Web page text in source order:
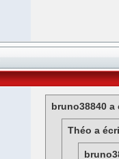
bruno38840 a
Théo a